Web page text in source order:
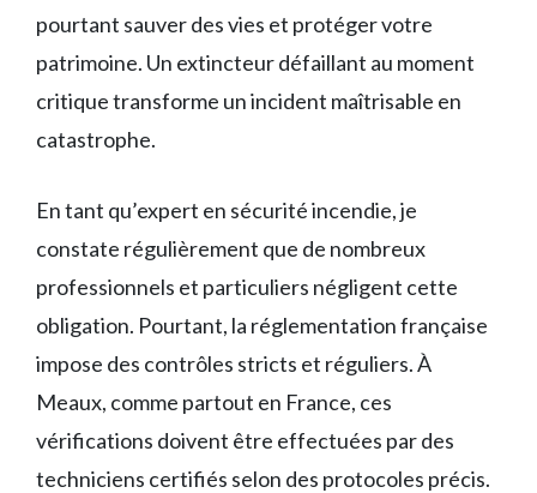
pourtant sauver des vies et protéger votre
patrimoine. Un extincteur défaillant au moment
critique transforme un incident maîtrisable en
catastrophe.
En tant qu’expert en sécurité incendie, je
constate régulièrement que de nombreux
professionnels et particuliers négligent cette
obligation. Pourtant, la réglementation française
impose des contrôles stricts et réguliers. À
Meaux, comme partout en France, ces
vérifications doivent être effectuées par des
techniciens certifiés selon des protocoles précis.